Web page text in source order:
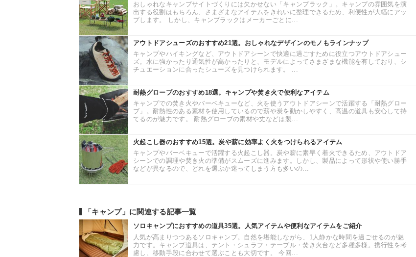
おしゃれなキャンプサイトづくりには欠かせない「キャンプラック」。キャンプの雰囲気を演
出する役割はもちろん、さまざまなアイテムをきれいに整理できるため、利便性が大幅にアッ
プします。 しかし、キャンプラックはメーカーごとに...
アウトドアシューズのおすすめ21選。おしゃれなデザインのモノもラインナップ
キャンプやハイキングなど、アウトドアシーンで快適に過ごすために役立つアウトドアシュー
ズ。水に強かったり通気性が高かったりと、モデルによってさまざまな機能を有しており、シ
チュエーションに合ったシューズを見つけられます。 ...
耐熱グローブのおすすめ18選。キャンプや焚き火で便利なアイテム
キャンプでの焚き火やバーベキューなど、火を使うアウトドアシーンで活躍する「耐熱グロー
ブ」。耐熱性のある素材を使用しているので薪や炭を動かしやすく、高温の道具も安心して持
てるのが魅力です。 耐熱グローブの素材や丈などは製...
火起こし器のおすすめ15選。炭や薪に効率よく火をつけられるアイテム
キャンプやバーベキューで活躍する火起こし器。炭や薪に素早く着火できるため、アウトドア
シーンでの調理や焚き火の準備がスムーズに進みます。しかし、製品によって形状や使い勝手
などが異なるので、どれを選ぶか迷ってしまう方も多いの...
「キャンプ」に関連する記事一覧
ソロキャンプにおすすめの道具35選。人気アイテムや便利なアイテムをご紹介
人気が高まりつつあるソロキャンプ。自然を堪能しながら、1人静かな時間を過ごせるのが魅
力です。キャンプ道具は、テント・シュラフ・テーブル・焚き火台など多種多様。携行性を考
慮し、移動手段に合わせて選ぶことも大切です。 今回...